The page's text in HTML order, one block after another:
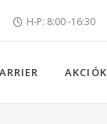
H-P: 8:00 -16:30
AKCIÓK